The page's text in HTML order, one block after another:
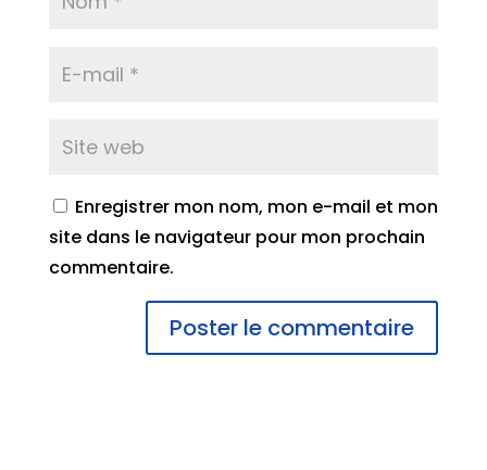
Enregistrer mon nom, mon e-mail et mon
site dans le navigateur pour mon prochain
commentaire.